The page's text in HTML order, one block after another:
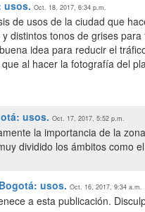
usos. Oct. 18, 2017, 6:34 p.m.
de usos de la ciudad que
distintos tonos de grises
idea para reducir el
al hacer la fotografía del
usos. Oct. 17, 2017, 5:52 p.m.
la importancia de la
dividido los ámbitos como
Bogotá: usos. Oct. 16, 2017, 9:34 a.m.
a esta publicación.